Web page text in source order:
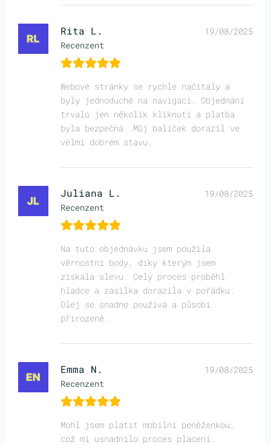
Rita L.
Recenzent
19/08/2025
Webové stránky se rychle načítaly a
byly jednoduché na navigaci. Objednání
trvalo jen několik kliknutí a platba
byla bezpečná. Můj balíček dorazil ve
velmi dobrém stavu.
Juliana L.
Recenzent
19/08/2025
Na tuto objednávku jsem použila
věrnostní body, díky kterým jsem
získala slevu. Celý proces proběhl
hladce a zásilka dorazila v pořádku.
Olej se snadno používá a působí
přirozeně.
Emma N.
Recenzent
19/08/2025
Mohl jsem platit mobilní peněženkou,
což mi usnadnilo proces placení.